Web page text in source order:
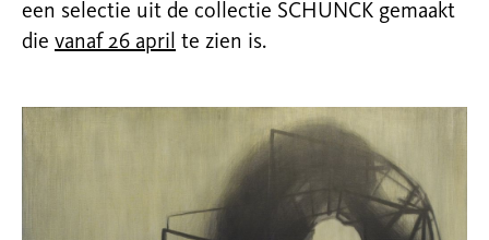
een selectie uit de collectie SCHUNCK gemaakt
die vanaf 26 april te zien is.